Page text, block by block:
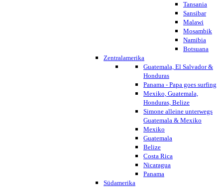
Tansania
Sansibar
Malawi
Mosambik
Namibia
Botsuana
Zentralamerika
Guatemala, El Salvador &
Honduras
Panama - Papa goes surfing
Mexiko, Guatemala,
Honduras, Belize
Simone alleine unterwegs
Guatemala & Mexiko
Mexiko
Guatemala
Belize
Costa Rica
Nicaragua
Panama
Südamerika